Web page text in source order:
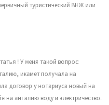
туристический ВНЖ или
! У меня такой вопрос:
икамет получала на
договор у нотариуса новый на
на анталию воду и электричество.